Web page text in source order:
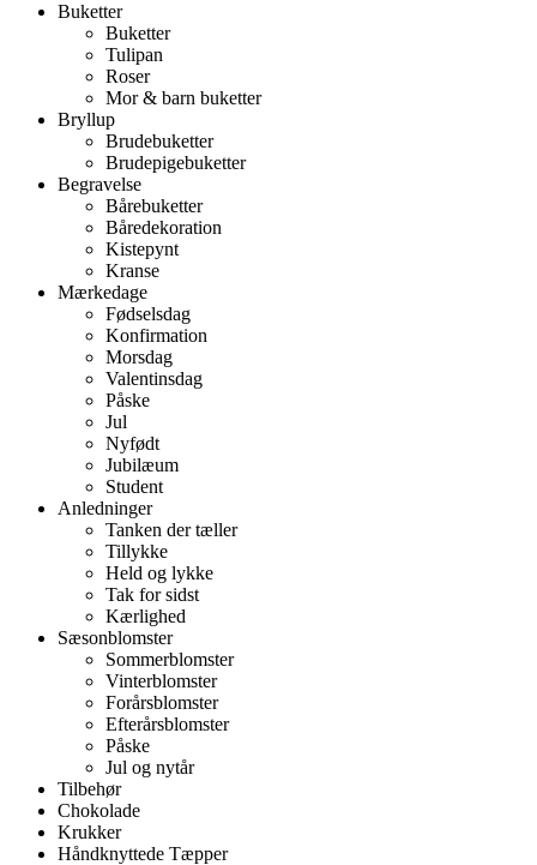
Buketter
Buketter
Tulipan
Roser
Mor & barn buketter
Bryllup
Brudebuketter
Brudepigebuketter
Begravelse
Bårebuketter
Båredekoration
Kistepynt
Kranse
Mærkedage
Fødselsdag
Konfirmation
Morsdag
Valentinsdag
Påske
Jul
Nyfødt
Jubilæum
Student
Anledninger
Tanken der tæller
Tillykke
Held og lykke
Tak for sidst
Kærlighed
Sæsonblomster
Sommerblomster
Vinterblomster
Forårsblomster
Efterårsblomster
Påske
Jul og nytår
Tilbehør
Chokolade
Krukker
Håndknyttede Tæpper